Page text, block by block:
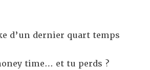
d’un dernier quart temps
time… et tu perds ?